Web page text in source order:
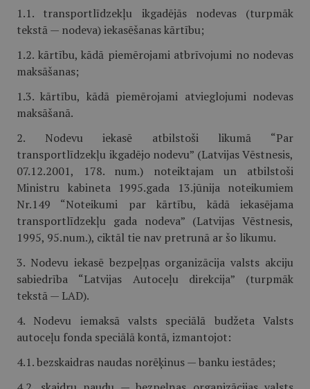
1.1. transportlīdzekļu ikgadējās nodevas (turpmāk
tekstā — nodeva) iekasēšanas kārtību;
1.2. kārtību, kādā piemērojami atbrīvojumi no nodevas
maksāšanas;
1.3. kārtību, kādā piemērojami atvieglojumi nodevas
maksāšanā.
2. Nodevu iekasē atbilstoši likumā “Par
transportlīdzekļu ikgadējo nodevu” (Latvijas Vēstnesis,
07.12.2001, 178. num.) noteiktajam un atbilstoši
Ministru kabineta 1995.gada 13.jūnija noteikumiem
Nr.149 “Noteikumi par kārtību, kādā iekasējama
transportlīdzekļu gada nodeva” (Latvijas Vēstnesis,
1995, 95.num.), ciktāl tie nav pretrunā ar šo likumu.
3. Nodevu iekasē bezpeļņas organizācija valsts akciju
sabiedrība “Latvijas Autoceļu direkcija” (turpmāk
tekstā — LAD).
4. Nodevu iemaksā valsts speciālā budžeta Valsts
autoceļu fonda speciālā kontā, izmantojot:
4.1. bezskaidras naudas norēķinus — banku iestādes;